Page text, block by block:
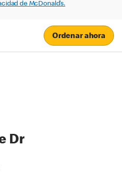
de McDonald’s.
Ordenar ahora
Dr